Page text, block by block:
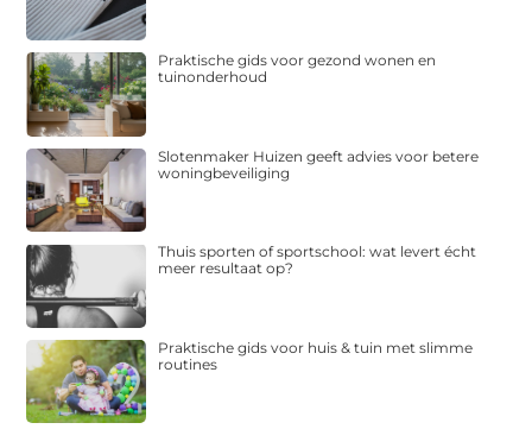
Praktische gids voor gezond wonen en
tuinonderhoud
Slotenmaker Huizen geeft advies voor betere
woningbeveiliging
Thuis sporten of sportschool: wat levert écht
meer resultaat op?
Praktische gids voor huis & tuin met slimme
routines